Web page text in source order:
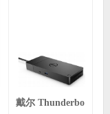
戴尔 Thunderbo